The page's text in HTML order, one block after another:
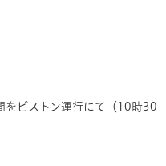
をピストン運行にて（10時30